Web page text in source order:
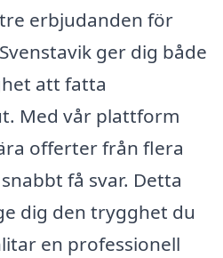
erbjudanden för
ger dig både
att fatta
Med vår plattform
offerter från flera
få svar. Detta
dig den trygghet du
en professionell